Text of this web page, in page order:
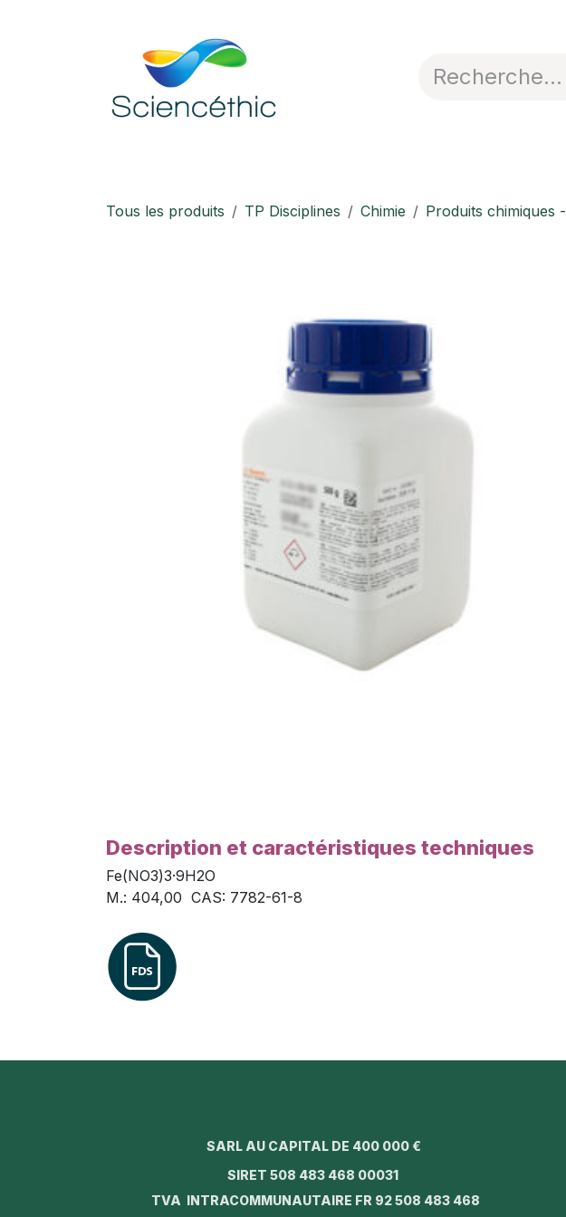
Tous les produits TP Disciplines Chimie Produits chimiques -
Description et caractéristiques techniques
Fe(NO3)3·9H2O
M.: 404,00 CAS: 7782-61-8
SARL AU CAPITAL DE 400 000 €
SIRET 508 483 468 00031
TVA INTRACOMMUNAUTAIRE FR 92 508 483 468